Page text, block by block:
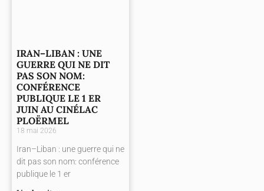
IRAN–LIBAN : UNE
GUERRE QUI NE DIT
PAS SON NOM:
CONFÉRENCE
PUBLIQUE LE 1 ER
JUIN AU CINÉLAC
PLOËRMEL
18 mai 2026
Iran–Liban : une guerre qui ne
dit pas son nom: conférence
publique le 1 er